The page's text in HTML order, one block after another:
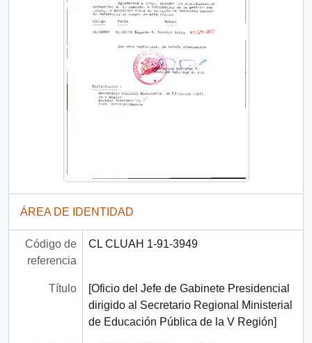
ÁREA DE IDENTIDAD
Código de
referencia
CL CLUAH 1-91-3949
Título
[Oficio del Jefe de Gabinete Presidencial
dirigido al Secretario Regional Ministerial
de Educación Pública de la V Región]